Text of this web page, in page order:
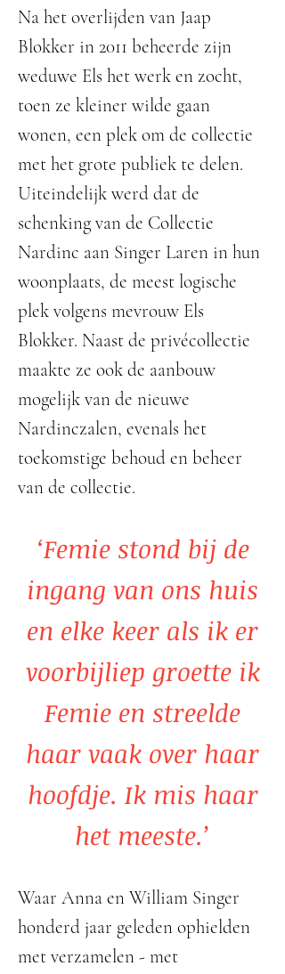
Na het overlijden van Jaap
Blokker in 2011 beheerde zijn
weduwe Els het werk en zocht,
toen ze kleiner wilde gaan
wonen, een plek om de collectie
met het grote publiek te delen.
Uiteindelijk werd dat de
schenking van de Collectie
Nardinc aan Singer Laren in hun
woonplaats, de meest logische
plek volgens mevrouw Els
Blokker. Naast de privécollectie
maakte ze ook de aanbouw
mogelijk van de nieuwe
Nardinczalen, evenals het
toekomstige behoud en beheer
van de collectie.
‘Femie stond bij de
ingang van ons huis
en elke keer als ik er
voorbijliep groette ik
Femie en streelde
haar vaak over haar
hoofdje. Ik mis haar
het meeste.’
Waar Anna en William Singer
honderd jaar geleden ophielden
met verzamelen - met